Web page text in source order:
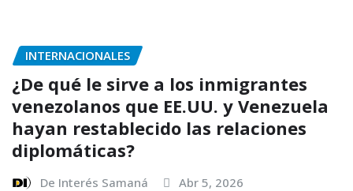
INTERNACIONALES
¿De qué le sirve a los inmigrantes
venezolanos que EE.UU. y Venezuela
hayan restablecido las relaciones
diplomáticas?
De Interés Samaná Abr 5, 2026